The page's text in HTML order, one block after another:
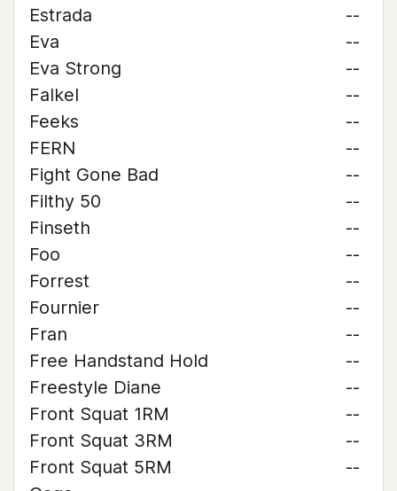
Estrada
--
Eva
--
Eva Strong
--
Falkel
--
Feeks
--
FERN
--
Fight Gone Bad
--
Filthy 50
--
Finseth
--
Foo
--
Forrest
--
Fournier
--
Fran
--
Free Handstand Hold
--
Freestyle Diane
--
Front Squat 1RM
--
Front Squat 3RM
--
Front Squat 5RM
--